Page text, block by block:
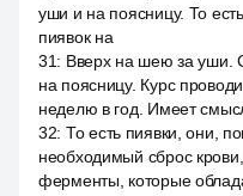
уши и на поясницу. То
пиявок на
31: Вверх на шею за уши.
на поясницу. Курс
неделю в год. Имеет
32: То есть пиявки, они,
необходимый сброс
ферменты, которые